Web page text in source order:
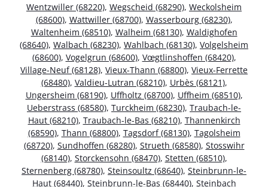
Wentzwiller (68220), Wegscheid (68290), Weckolsheim
(68600), Wattwiller (68700), Wasserbourg (68230),
Waltenheim (68510), Walheim (68130), Waldighofen
(68640), Walbach (68230), Wahlbach (68130), Volgelsheim
(68600), Vogelgrun (68600), Vœgtlinshoffen (68420),
Village-Neuf (68128), Vieux-Thann (68800), Vieux-Ferrette
(68480), Valdieu-Lutran (68210), Urbès (68121),
Ungersheim (68190), Uffholtz (68700), Uffheim (68510),
Ueberstrass (68580), Turckheim (68230), Traubach-le-
Haut (68210), Traubach-le-Bas (68210), Thannenkirch
(68590), Thann (68800), Tagsdorf (68130), Tagolsheim
(68720), Sundhoffen (68280), Strueth (68580), Stosswihr
(68140), Storckensohn (68470), Stetten (68510),
Sternenberg (68780), Steinsoultz (68640), Steinbrunn-le-
Haut (68440), Steinbrunn-le-Bas (68440), Steinbach